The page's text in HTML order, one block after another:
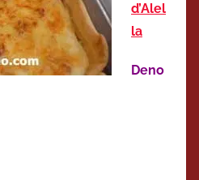
d’Alel
la
Deno